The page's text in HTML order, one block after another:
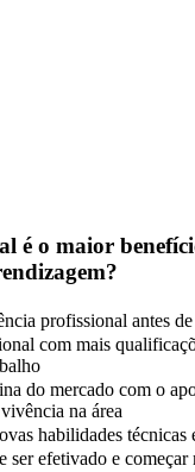
é o maior
profissional antes
com mais
do mercado com o
na área
habilidades técnicas
ser efetivado e começar